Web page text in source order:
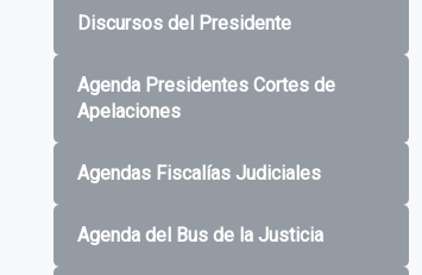
Discursos del Presidente
Agenda Presidentes Cortes de
Apelaciones
Agendas Fiscalías Judiciales
Agenda del Bus de la Justicia